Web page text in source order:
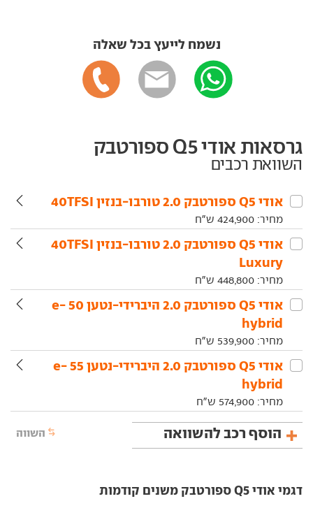
נשמח לייעץ בכל שאלה
גרסאות אודי Q5 ספורטבק
השוואת רכבים
אודי‏ Q5 ספורטבק‏ 2.0 טורבו-בנזין 40TFSI
מחיר: 424,900 ש"ח
אודי‏ Q5 ספורטבק‏ 2.0 טורבו-בנזין 40TFSI
Luxury
מחיר: 448,800 ש"ח
אודי‏ Q5 ספורטבק‏ 2.0 היברידי-נטען 50 e-
hybrid
מחיר: 539,900 ש"ח
אודי‏ Q5 ספורטבק‏ 2.0 היברידי-נטען 55 e-
hybrid
מחיר: 574,900 ש"ח
הוסף רכב להשוואה השווה
דגמי אודי Q5 ספורטבק משנים קודמות